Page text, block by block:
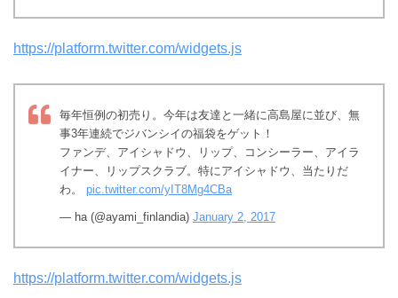
https://platform.twitter.com/widgets.js
毎年恒例の初売り。今年は友達と一緒に高島屋に並び、無
事3年連続でジバンシイの福袋をゲット！
ファンデ、アイシャドウ、リップ、コンシーラー、アイラ
イナー、リップスクラブ。特にアイシャドウ、当たりだ
わ。 pic.twitter.com/yIT8Mg4CBa
— ha (@ayami_finlandia) January 2, 2017
https://platform.twitter.com/widgets.js